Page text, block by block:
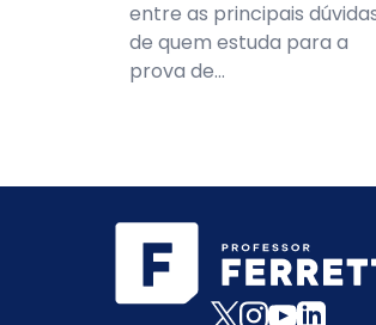
entre as principais
de quem estuda para a
prova de...